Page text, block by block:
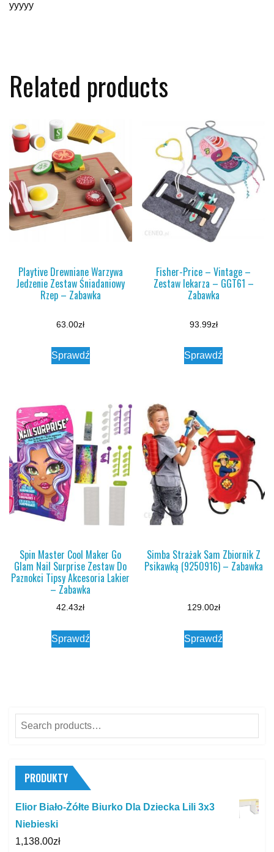
yyyyy
Related products
Playtive Drewniane Warzywa
Jedzenie Zestaw Śniadaniowy
Rzep – Zabawka
63.00zł
Sprawdź
Fisher-Price – Vintage –
Zestaw lekarza – GGT61 –
Zabawka
93.99zł
Sprawdź
Spin Master Cool Maker Go
Glam Nail Surprise Zestaw Do
Paznokci Tipsy Akcesoria Lakier
– Zabawka
42.43zł
Sprawdź
Simba Strażak Sam Zbiornik Z
Psikawką (9250916) – Zabawka
129.00zł
Sprawdź
Search
for:
PRODUKTY
Elior Biało-Żółte Biurko Dla Dziecka Lili 3x3
Niebieski
1,138.00zł